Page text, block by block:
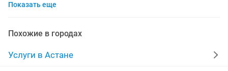
сантехник
уколы на дому
Показать еще
Похожие в городах
Услуги в Астане